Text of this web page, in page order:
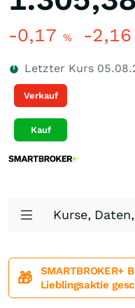
-0,17 % -2,16
Letzter Kurs
Verkauf
Kauf
Kurse,
🎁
SMARTBROKER+
Lieblingsaktie